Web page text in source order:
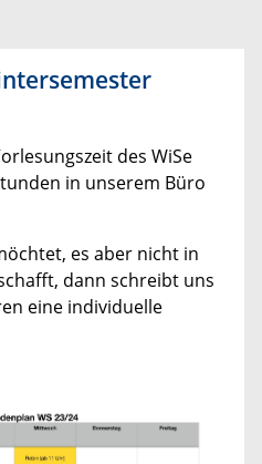
des WiSe
in unserem Büro
es aber nicht in
dann schreibt uns
eine individuelle